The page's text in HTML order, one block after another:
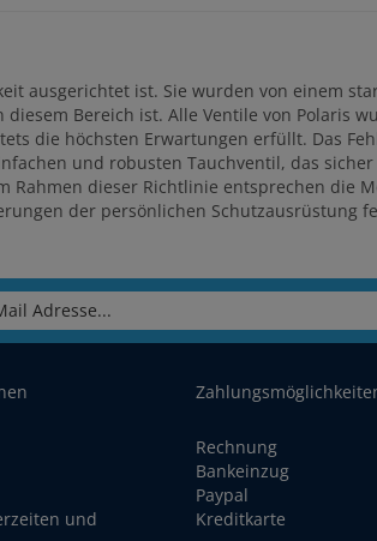
ausgerichtet ist. Sie wurden von einem
Bereich ist. Alle Ventile von Polaris
die höchsten Erwartungen erfüllt. Das
und robusten Tauchventil, das
Rahmen dieser Richtlinie entsprechen die
der persönlichen Schutzausrüstung
Adresse...
und
Rechnung
Bankeinzug
Paypal
Kreditkarte